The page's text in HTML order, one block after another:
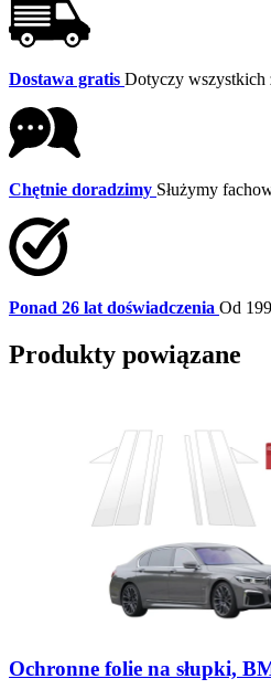
Dostawa gratis Dotyczy wszystkich
Chętnie doradzimy Służymy
Ponad 26 lat doświadczenia Od
Produkty powiązane
Ochronne folie na słupki,